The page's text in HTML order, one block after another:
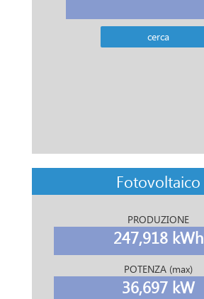
Fotovoltaico
PRODUZIONE
247,918 kWh
POTENZA (max)
36,697 kW